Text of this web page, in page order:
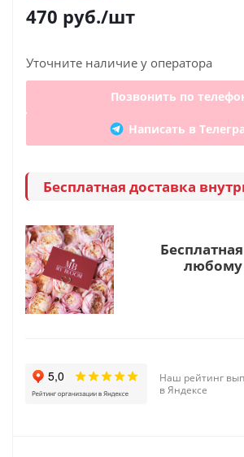
470 руб./шт
Уточните наличие у оператора
Позвонить по
Написать в
Бесплатная доставка
любому
Наш рейтинг
в Яндексе